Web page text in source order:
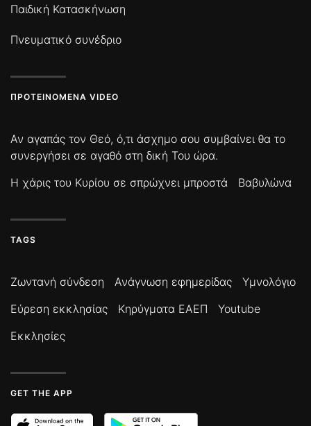
Παιδική Κατασκήνωση
Πνευματικό συνέδριο
ΠΡΟΤΕΙΝΌΜΕΝΑ VIDEO
Αν αγαπάς τον Θεό, ό,τι άσχημο σου συμβαίνει θα το
συνεργήσει σε αγαθό στη δική Του ώρα.
Η χάρις του Κυρίου σε σπρώχνει μπροστά
Βαβυλώνα
TAGS
Ζωντανή σύνδεση Ανάγνωση εφημερίδας
Υμνολόγιο
Εύρεση εκκλησίας
Κηρύγματα ΕΑΕΠ
Youtube
Εκκλησίες
GET THE APP